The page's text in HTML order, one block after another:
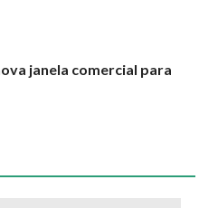
janela comercial para